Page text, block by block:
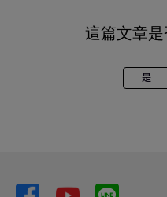
這篇文章
是